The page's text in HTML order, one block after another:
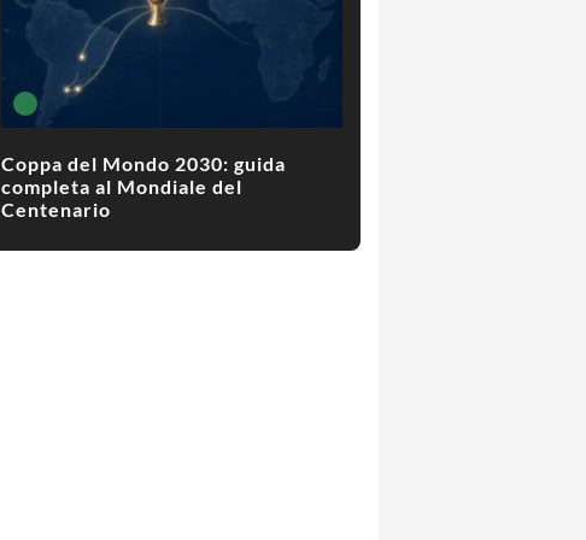
Coppa del Mondo 2030: guida
completa al Mondiale del
Centenario